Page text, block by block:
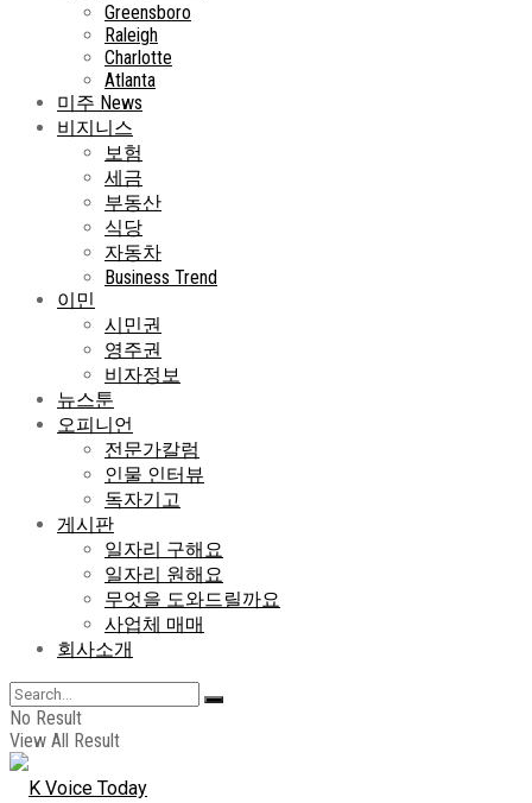
Greensboro
Raleigh
Charlotte
Atlanta
미주 News
비지니스
보험
세금
부동산
식당
자동차
Business Trend
이민
시민권
영주권
비자정보
뉴스툰
오피니언
전문가칼럼
인물 인터뷰
독자기고
게시판
일자리 구해요
일자리 원해요
무엇을 도와드릴까요
사업체 매매
회사소개
No Result
View All Result